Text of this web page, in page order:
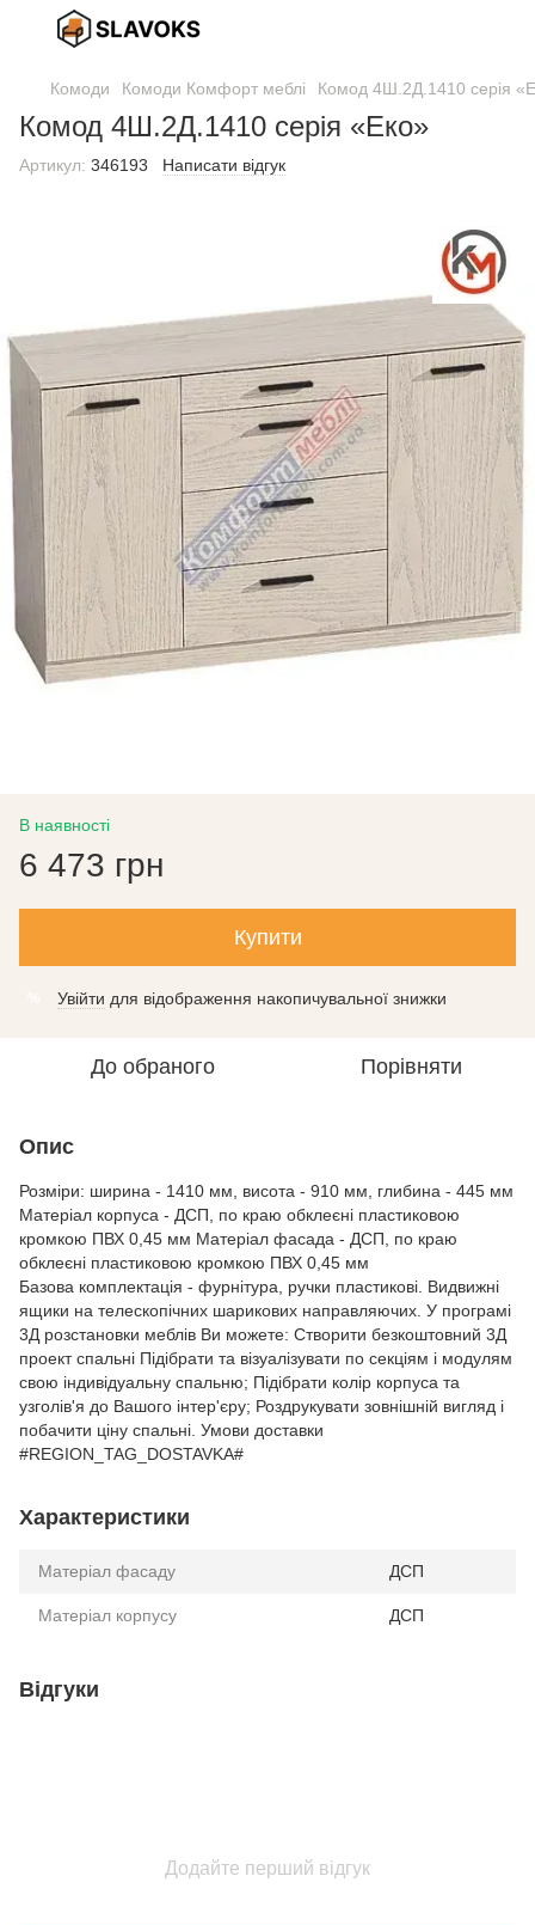
Комоди Комоди Комфорт меблі Комод 4Ш.2Д.1410 серія
Комод 4Ш.2Д.1410 серія «Еко»
Артикул: 346193 Написати відгук
В наявності
6 473 грн
Купити
Увійти для відображення накопичувальної знижки
До обраного Порівняти
Опис
Розміри: ширина - 1410 мм, висота - 910 мм, глибина - 445 мм
Матеріал корпуса - ДСП, по краю обклеєні пластиковою
кромкою ПВХ 0,45 мм Матеріал фасада - ДСП, по краю
обклеєні пластиковою кромкою ПВХ 0,45 мм
Базова комплектація - фурнітура, ручки пластикові. Видвижні
ящики на телескопічних шарикових направляючих. У програмі
3Д розстановки меблів Ви можете: Створити безкоштовний 3Д
проект спальні Підібрати та візуалізувати по секціям і модулям
свою індивідуальну спальню; Підібрати колір корпуса та
узголів'я до Вашого інтер'єру; Роздрукувати зовнішній вигляд і
побачити ціну спальні. Умови доставки
#REGION_TAG_DOSTAVKA#
Характеристики
Матеріал фасаду ДСП
Матеріал корпусу ДСП
Відгуки
Додайте перший відгук